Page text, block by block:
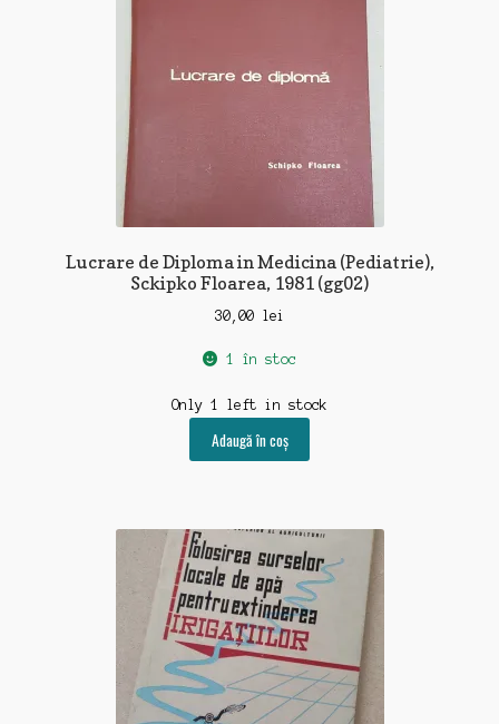
Lucrare de Diploma in Medicina (Pediatrie),
Sckipko Floarea, 1981 (gg02)
30,00 lei
1 în stoc
Only 1 left in stock
Adaugă în coș